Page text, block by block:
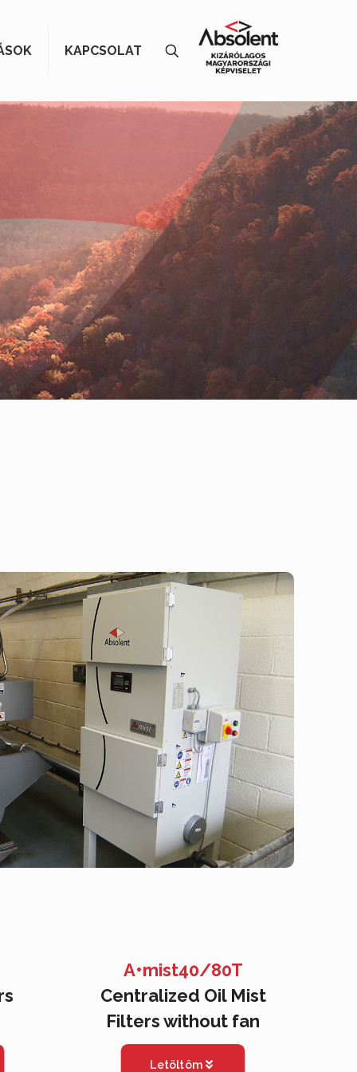
KAPCSOLAT
A•mist40/80T
Centralized Oil Mist
Filters without fan
Letöltöm